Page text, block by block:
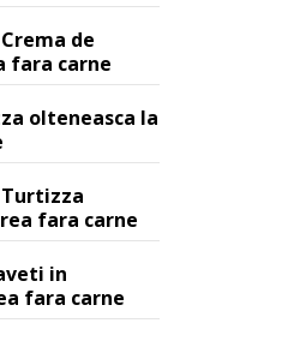
Crema de
fara carne
olteneasca la
Turtizza
fara carne
in
fara carne